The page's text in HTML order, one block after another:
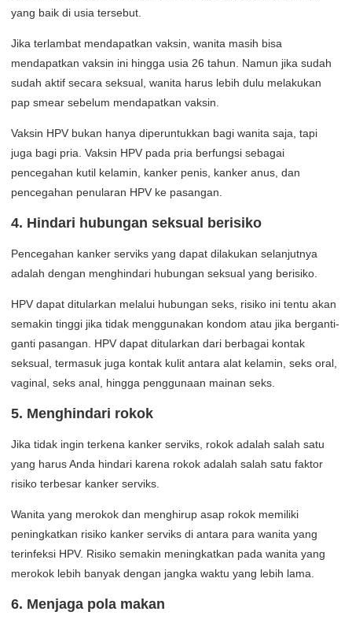
yang baik di usia tersebut.
Jika terlambat mendapatkan vaksin, wanita masih bisa
mendapatkan vaksin ini hingga usia 26 tahun. Namun jika sudah
sudah aktif secara seksual, wanita harus lebih dulu melakukan
pap smear sebelum mendapatkan vaksin.
Vaksin HPV bukan hanya diperuntukkan bagi wanita saja, tapi
juga bagi pria. Vaksin HPV pada pria berfungsi sebagai
pencegahan kutil kelamin, kanker penis, kanker anus, dan
pencegahan penularan HPV ke pasangan.
4. Hindari hubungan seksual berisiko
Pencegahan kanker serviks yang dapat dilakukan selanjutnya
adalah dengan menghindari hubungan seksual yang berisiko.
HPV dapat ditularkan melalui hubungan seks, risiko ini tentu akan
semakin tinggi jika tidak menggunakan kondom atau jika berganti-
ganti pasangan. HPV dapat ditularkan dari berbagai kontak
seksual, termasuk juga kontak kulit antara alat kelamin, seks oral,
vaginal, seks anal, hingga penggunaan mainan seks.
5. Menghindari rokok
Jika tidak ingin terkena kanker serviks, rokok adalah salah satu
yang harus Anda hindari karena rokok adalah salah satu faktor
risiko terbesar kanker serviks.
Wanita yang merokok dan menghirup asap rokok memiliki
peningkatkan risiko kanker serviks di antara para wanita yang
terinfeksi HPV. Risiko semakin meningkatkan pada wanita yang
merokok lebih banyak dengan jangka waktu yang lebih lama.
6. Menjaga pola makan